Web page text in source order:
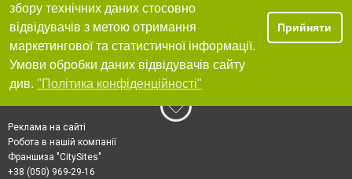
збору технічних даних стосовно
відвідувачів з метою отримання
маркетингової та статистичної інформації.
Умови обробки даних відвідувачів сайту
див. "Політика конфіденційності"
Прийняти
Реклама на сайті
Робота в нашій компанії
Франшиза "CitySites"
+38 (050) 969-29-16